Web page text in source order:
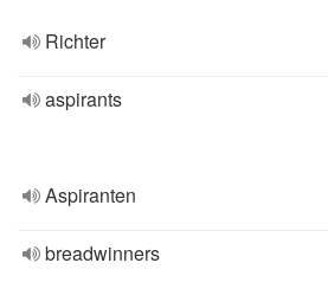
Richter
aspirants
Aspiranten
breadwinners